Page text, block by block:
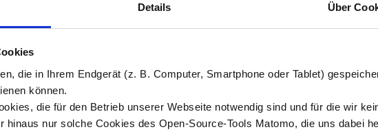
Details Über
die in Ihrem Endgerät (z. B. Computer, Smartphone oder Tablet)
können.
die für den Betrieb unserer Webseite notwendig sind und für die wir
hinaus nur solche Cookies des Open-Source-Tools Matomo, die uns dabei
di
materiale fotografico sono detenuti daDas ganze LebenGmbH